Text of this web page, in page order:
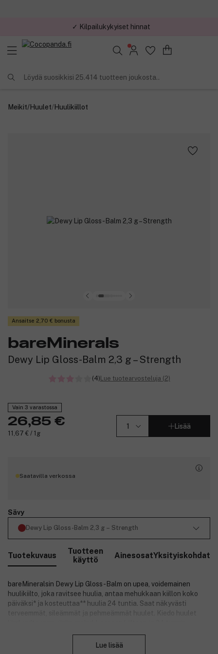
✓ Kilpailukykyiset hinnat
Löydä suosikkisi 25.414 tuotteen joukosta..
Meikit/Huulet/Huulikiillot
Ansaitse 2,70 € bonusta
bareMinerals
Dewy Lip Gloss-Balm 2,3 g – Strength
(4)Lue tuotearvosteluja (2)
Vain 3 varastossa
26,85 €
11,67 € / 1g
Lisää
Saatavilla verkossa
Sävy
Dewy Lip Gloss-Balm 2,3 g – Strength
Tuotekuvaus
Tuotteen
käyttö
AinesosatYksityiskohdat
bareMineralsin Dewy Lip Gloss-Balm on upea, voidemainen
huulikiilto, joka ravitsee huulia, antaa mehukkaan kiillon koko
päiväksi* ja kosteuttaa** huulia 24 tuntia. Saat näkyvästi
terveemmät, sileämmät ja pehmeämmät huulet. Kiedo huulet
tahmaamattoman lopputuloksen antavalla ja voidemaisella
Lue lisää